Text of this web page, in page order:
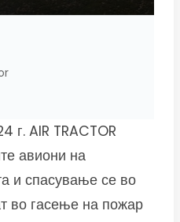
г. AIR TRACTOR
авиони на
и спасување се во
во гасење на пожар